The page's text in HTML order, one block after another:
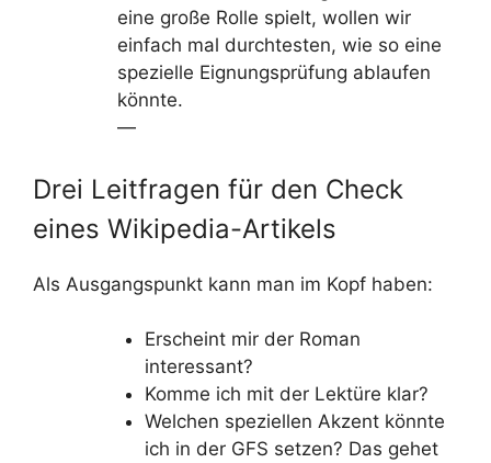
eine große Rolle spielt, wollen wir
einfach mal durchtesten, wie so eine
spezielle Eignungsprüfung ablaufen
könnte.
—
Drei Leitfragen für den Check
eines Wikipedia-Artikels
Als Ausgangspunkt kann man im Kopf haben:
Erscheint mir der Roman
interessant?
Komme ich mit der Lektüre klar?
Welchen speziellen Akzent könnte
ich in der GFS setzen? Das gehet